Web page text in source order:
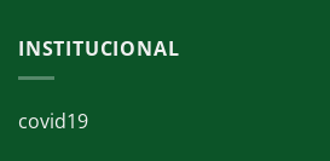
INSTITUCIONAL
covid19